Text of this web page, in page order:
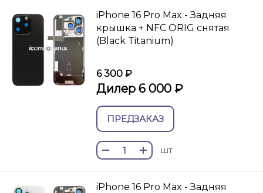
iPhone 16 Pro Max - Задняя
крышка + NFC ORIG снятая
(Black Titanium)
6 300 ₽
Дилер 6 000 ₽
ПРЕДЗАКАЗ
шт
iPhone 16 Pro Max - Задняя